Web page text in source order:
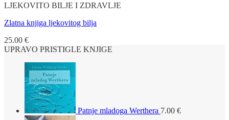
LJEKOVITO BILJE I ZDRAVLJE
Zlatna knjiga ljekovitog bilja
25.00 €
UPRAVO PRISTIGLE KNJIGE
Patnje mladoga Werthera 7.00 €